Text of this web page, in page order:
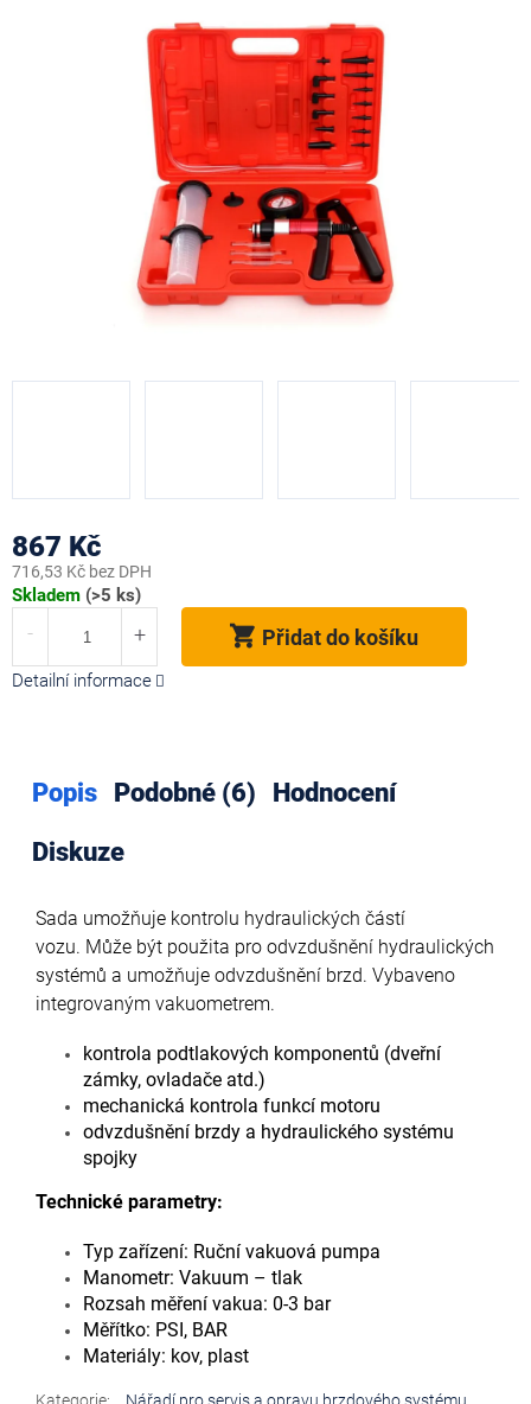
867 Kč
716,53 Kč bez DPH
Měrná
Skladem (>5 ks)
Přidat do košíku
Detailní informace
Popis Podobné (6)
Hodnocení
Diskuze
Sada umožňuje kontrolu hydraulických částí
vozu. Může být použita pro odvzdušnění hydraulických
systémů a umožňuje odvzdušnění brzd. Vybaveno
integrovaným vakuometrem.
kontrola podtlakových komponentů (dveřní
zámky, ovladače atd.)
mechanická kontrola funkcí motoru
odvzdušnění brzdy a hydraulického systému
spojky
Technické parametry:
Typ zařízení: Ruční vakuová pumpa
Manometr: Vakuum – tlak
Rozsah měření vakua: 0-3 bar
Měřítko: PSI, BAR
Materiály: kov, plast